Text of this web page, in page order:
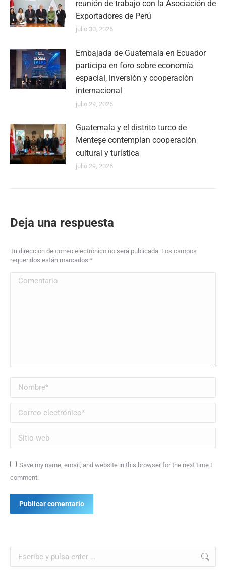
reunión de trabajo con la Asociación de
Exportadores de Perú
julio 30, 2026
Embajada de Guatemala en Ecuador
participa en foro sobre economía
espacial, inversión y cooperación
internacional
julio 29, 2026
Guatemala y el distrito turco de
Menteşe contemplan cooperación
cultural y turística
julio 29, 2026
Deja una respuesta
Tu dirección de correo electrónico no será publicada. Los campos
requeridos están marcados *
Comentario
Nombre *
Correo electrónico *
Sitio web
Save my name, email, and website in this browser for the next time I
comment.
Publicar comentario
Buscar: